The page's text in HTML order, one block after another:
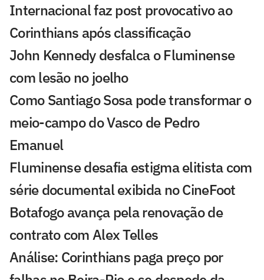
Internacional faz post provocativo ao
Corinthians após classificação
John Kennedy desfalca o Fluminense
com lesão no joelho
Como Santiago Sosa pode transformar o
meio-campo do Vasco de Pedro
Emanuel
Fluminense desafia estigma elitista com
série documental exibida no CineFoot
Botafogo avança pela renovação de
contrato com Alex Telles
Análise: Corinthians paga preço por